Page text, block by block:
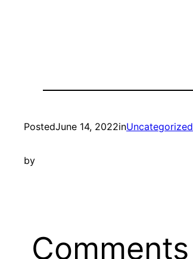
PostedJune 14, 2022inUncategorized
by
Comments